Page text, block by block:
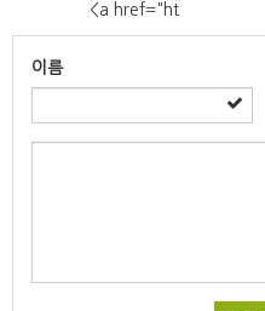
<a href="ht
이름